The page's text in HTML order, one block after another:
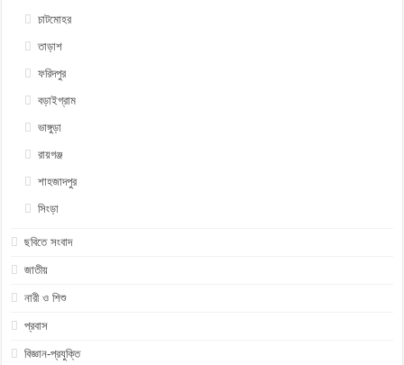
চাটমোহর
তাড়াশ
ফরিদপুর
বড়াইগ্রাম
ভাঙ্গুড়া
রায়গঞ্জ
শাহজাদপুর
সিংড়া
ছবিতে সংবাদ
জাতীয়
নারী ও শিশু
প্রবাস
বিজ্ঞান-প্রযুক্তি